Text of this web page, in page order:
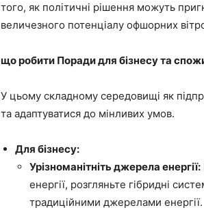
того, як політичні рішення можуть
величезного потенціалу офшорних
що робити Поради для бізнесу та
У цьому складному середовищі як
та адаптуватися до мінливих умов.
Для бізнесу:
Урізноманітніть джерела енергії:
енергії, розгляньте гібридні
традиційними джерелами енергії.